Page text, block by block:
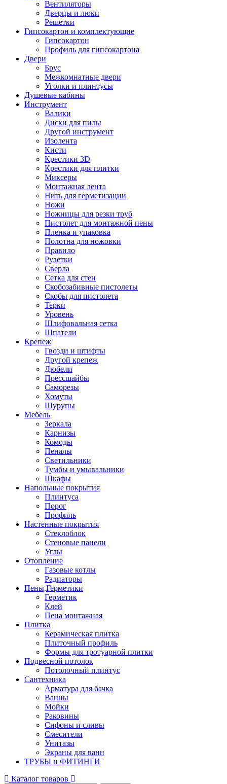
Вентиляторы
Дверцы и люки
Решетки
Гипсокартон и комплектующие
Гипсокартон
Профиль для гипсокартона
Двери
Брус
Межкомнатные двери
Уголки и плинтусы
Душевые кабины
Инструмент
Валики
Диски для пилы
Другой инструмент
Изолента
Кисти
Крестики 3D
Крестики для плитки
Миксеры
Монтажная лента
Нить для герметизации
Ножи
Ножницы для резки труб
Пистолет для монтажной пены
Пленка и упаковка
Полотна для ножовки
Правило
Рулетки
Сверла
Сетка для стен
Скобозабивные пистолеты
Скобы для пистолета
Терки
Уровень
Шлифовальная сетка
Шпатели
Крепеж
Гвозди и штифты
Другой крепеж
Дюбели
Прессшайбы
Саморезы
Хомуты
Шурупы
Мебель
Зеркала
Карнизы
Комоды
Пеналы
Светильники
Тумбы и умывальники
Шкафы
Напольные покрытия
Плинтуса
Порог
Профиль
Настенные покрытия
Стеклоблок
Стеновые панели
Углы
Отопление
Газовые котлы
Радиаторы
Пены,Герметики
Герметик
Клей
Пена монтажная
Плитка
Керамическая плитка
Плиточный профиль
Формы для тротуарной плитки
Подвесной потолок
Потолочный плинтус
Сантехника
Арматура для бачка
Ванны
Мойки
Раковины
Сифоны и сливы
Смесители
Унитазы
Экраны для ванн
ТРУБЫ и ФИТИНГИ
Каталог товаров